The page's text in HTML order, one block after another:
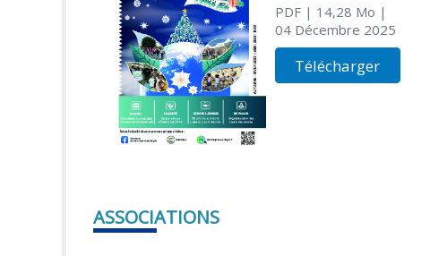
PDF| 14,28 Mo |
04 Décembre 2025
Télécharger
ASSOCIATIONS